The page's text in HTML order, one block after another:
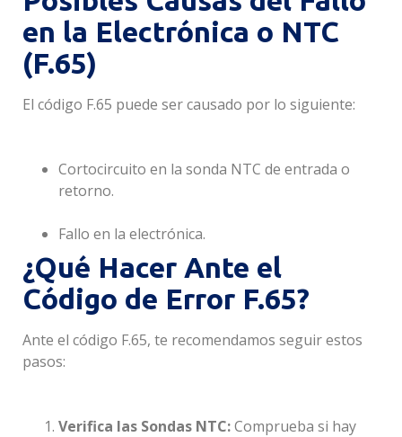
en la Electrónica o NTC
(F.65)
El código F.65 puede ser causado por lo siguiente:
Cortocircuito en la sonda NTC de entrada o
retorno.
Fallo en la electrónica.
¿Qué Hacer Ante el
Código de Error F.65?
Ante el código F.65, te recomendamos seguir estos
pasos:
Verifica las Sondas NTC:Comprueba si hay